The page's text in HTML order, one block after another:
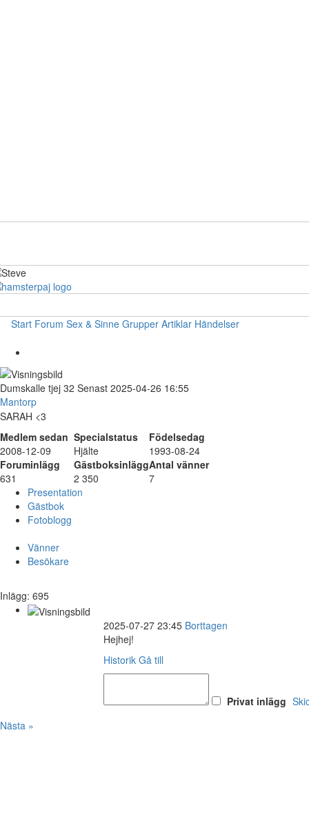
Start Forum Sex & Sinne Grupper Artiklar Händelser
Dumskalle tjej 32 Senast 2025-04-26 16:55
Mantorp
SARAH <3
Medlem sedan Specialstatus
Födelsedag
2008-12-09
Hjälte
1993-08-24
Foruminlägg
GästboksinläggAntal vänner
631
2 350
7
Presentation
Gästbok
Fotoblogg
Vänner
Besökare
Inlägg: 695
2025-07-27 23:45 Borttagen
Hejhej!
Historik Gå till
Privat inlägg
Nästa »